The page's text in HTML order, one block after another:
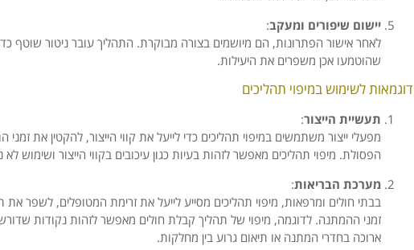
יישום שיפורים ומעקב:
לאחר אישור הפתרונות, הם מיושמים בצורה מבוקרת. התהליך עובר ניטור שוטף
שהוטמעו אכן משפרים את היעילות.
דוגמאות לשימוש במיפוי תהליכים
תעשיית הייצור:
מפעלי ייצור משתמשים במיפוי תהליכים כדי לייעל את קווי הייצור, להקטין את
הפסולת. מיפוי תהליכים מאפשר לזהות בעיות כגון עיכובים בקווי הייצור ושימוש לא
מערכת הבריאות:
בבתי חולים ומרפאות, מיפוי תהליכים מסייע לייעל את זרימת המטופלים, לשפר
זמני ההמתנה. לדוגמה, מיפוי של תהליך קבלת חולים מאפשר לזהות נקודות
ארוכה בחדרי המתנה או תיאום גרוע בין מחלקות.